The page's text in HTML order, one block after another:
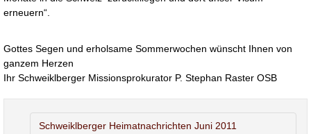
erneuern“.
Gottes Segen und erholsame Sommerwochen wünscht Ihnen von
ganzem Herzen
Ihr Schweiklberger Missionsprokurator P. Stephan Raster OSB
Schweiklberger Heimatnachrichten Juni 2011